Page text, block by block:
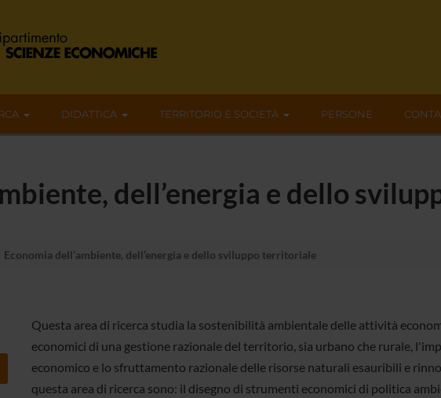
DIDATTICA TERRITORIO E SOCIETÀ PERSONE
dell’energia e dello
Economia dell’ambiente, dell’energia e dello sviluppo territoriale
Questa area di ricerca studia la sostenibilità ambientale delle attività
economici di una gestione razionale del territorio, sia urbano che rurale,
economico e lo sfruttamento razionale delle risorse naturali esauribili e
questa area di ricerca sono: il disegno di strumenti economici di politica